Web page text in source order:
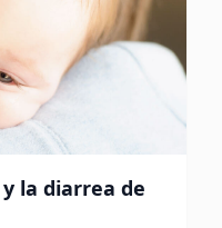
la diarrea de